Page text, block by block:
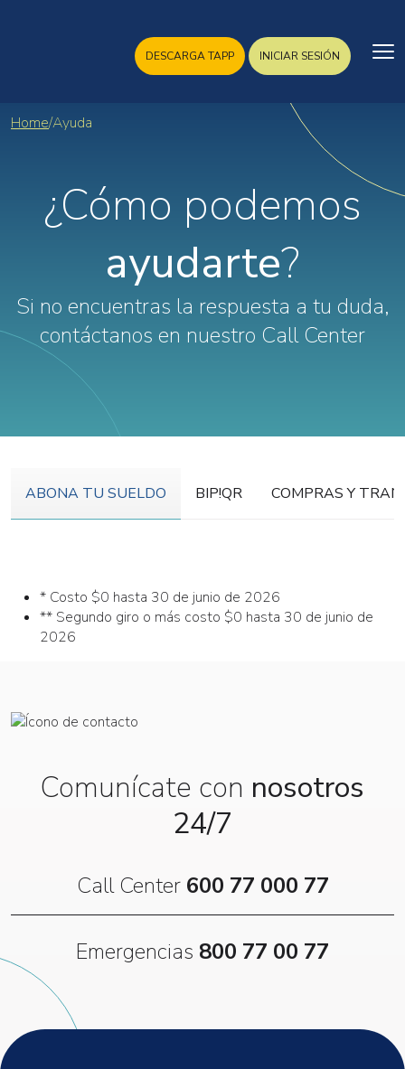
DESCARGA TAPP INICIAR SESIÓN
Home/Ayuda
¿Cómo podemos
ayudarte?
Si no encuentras la respuesta a tu duda,
contáctanos en nuestro Call Center
ABONA TU SUELDO BIP!QR COMPRAS Y
* Costo $0 hasta 30 de junio de 2026
** Segundo giro o más costo $0 hasta 30 de junio de
2026
Comunícate con nosotros
24/7
Call Center 600 77 000 77
Emergencias 800 77 00 77